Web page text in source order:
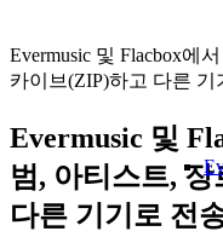
Evermusic 및 Flacbox에
카이브(ZIP)하고 다른
Evermusic 및
범, 아티스트,
다른 기기로 전